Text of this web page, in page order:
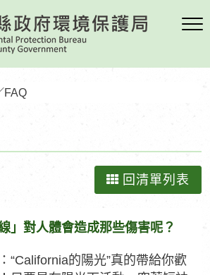
FAQ
回清單列表
」對人體會造成那些傷害呢？
“California的陽光”真的帶給你歡